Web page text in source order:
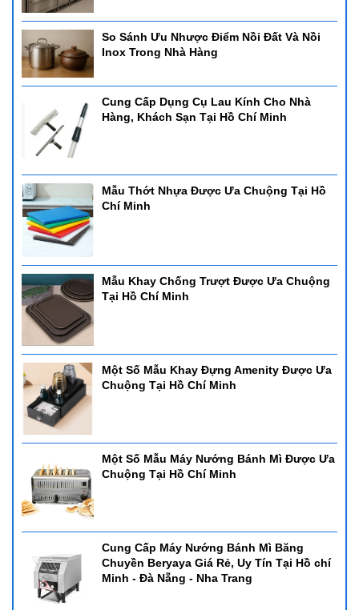
So Sánh Ưu Nhược Điểm Nồi Đất Và Nồi
Inox Trong Nhà Hàng
Cung Cấp Dụng Cụ Lau Kính Cho Nhà
Hàng, Khách Sạn Tại Hồ Chí Minh
Mẫu Thớt Nhựa Được Ưa Chuộng Tại Hồ
Chí Minh
Mẫu Khay Chống Trượt Được Ưa Chuộng
Tại Hồ Chí Minh
Một Số Mẫu Khay Đựng Amenity Được Ưa
Chuộng Tại Hồ Chí Minh
Một Số Mẫu Máy Nướng Bánh Mì Được Ưa
Chuộng Tại Hồ Chí Minh
Cung Cấp Máy Nướng Bánh Mì Băng
Chuyền Beryaya Giá Rẻ, Uy Tín Tại Hồ chí
Minh - Đà Nẵng - Nha Trang